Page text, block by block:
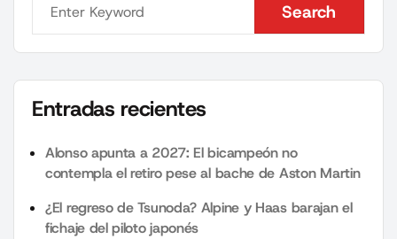
Search
Search
Entradas recientes
Alonso apunta a 2027: El bicampeón no
contempla el retiro pese al bache de Aston Martin
¿El regreso de Tsunoda? Alpine y Haas barajan el
fichaje del piloto japonés